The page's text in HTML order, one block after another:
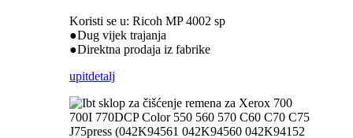
Koristi se u: Ricoh MP 4002 sp
●Dug vijek trajanja
●Direktna prodaja iz fabrike
upitdetalj